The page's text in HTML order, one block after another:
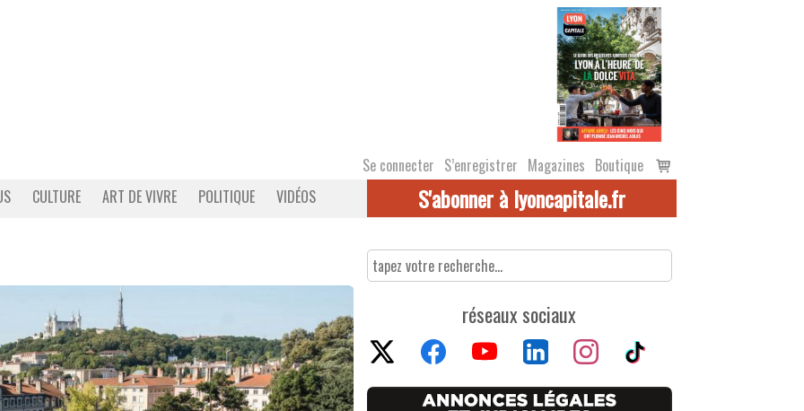
Se connecter S’enregistrer Magazines Boutique
Voir
le
CULTURE ART DE VIVRE POLITIQUE VIDÉOS S'abonner à lyoncapitale.fr
réseaux sociaux